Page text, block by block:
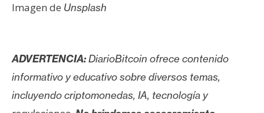
Imagen de Unsplash
ADVERTENCIA:DiarioBitcoin ofrece contenido
informativo y educativo sobre diversos temas,
incluyendo criptomonedas, IA, tecnología y